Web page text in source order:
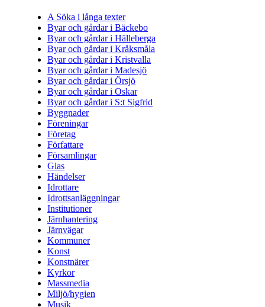
A Söka i långa texter
Byar och gårdar i Bäckebo
Byar och gårdar i Hälleberga
Byar och gårdar i Kråksmåla
Byar och gårdar i Kristvalla
Byar och gårdar i Madesjö
Byar och gårdar i Örsjö
Byar och gårdar i Oskar
Byar och gårdar i S:t Sigfrid
Byggnader
Föreningar
Företag
Författare
Församlingar
Glas
Händelser
Idrottare
Idrottsanläggningar
Institutioner
Järnhantering
Järnvägar
Kommuner
Konst
Konstnärer
Kyrkor
Massmedia
Miljö/hygien
Musik